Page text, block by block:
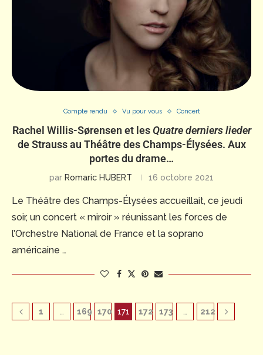
Compte rendu Vu pour vous Concert
Rachel Willis-Sørensen et lesQuatre derniers lieder
de Strauss au Théâtre des Champs-Élysées. Aux
portes du drame…
par Romaric HUBERT 16 octobre 2021
Le Théâtre des Champs-Élysées accueillait, ce jeudi
soir, un concert « miroir » réunissant les forces de
l’Orchestre National de France et la soprano
américaine …
1 … 169 170 171 172 173 … 212